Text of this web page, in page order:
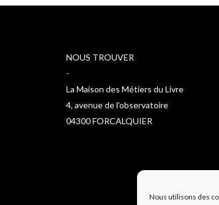
Nous utilisons des
NOUS TROUVER
-
La Maison des Métiers du Livre
4, avenue de l’observatoire
04300 FORCALQUIER